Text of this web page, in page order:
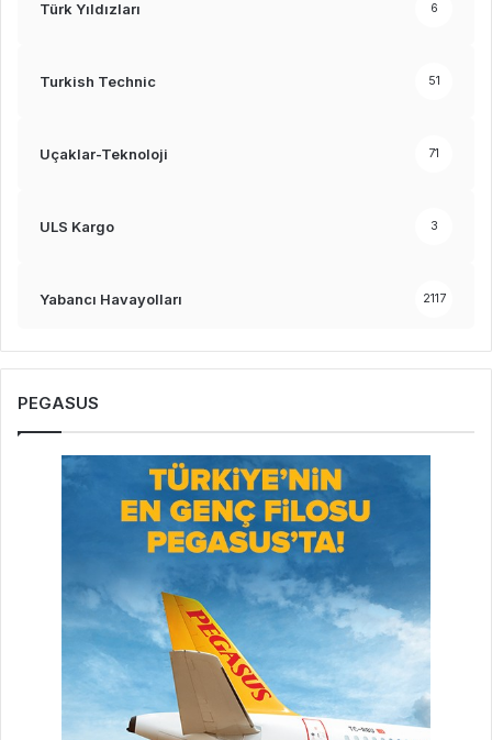
Türk Yıldızları 6
Turkish Technic 51
Uçaklar-Teknoloji 71
ULS Kargo 3
Yabancı Havayolları 2117
PEGASUS